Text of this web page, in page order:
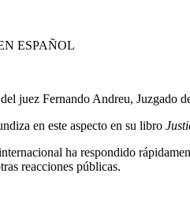
ESPAÑOL
juez Fernando Andreu, Juzgado
en este aspecto en su libro
ha respondido
reacciones públicas.